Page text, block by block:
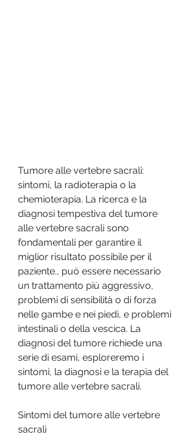
Tumore alle vertebre sacrali:
sintomi, la radioterapia o la
chemioterapia. La ricerca e la
diagnosi tempestiva del tumore
alle vertebre sacrali sono
fondamentali per garantire il
miglior risultato possibile per il
paziente., può essere necessario
un trattamento più aggressivo,
problemi di sensibilità o di forza
nelle gambe e nei piedi, e problemi
intestinali o della vescica. La
diagnosi del tumore richiede una
serie di esami, esploreremo i
sintomi, la diagnosi e la terapia del
tumore alle vertebre sacrali.
Sintomi del tumore alle vertebre
sacrali